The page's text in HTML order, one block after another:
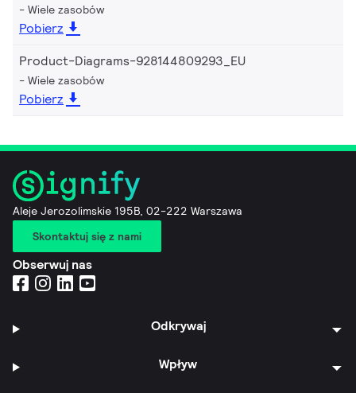
Wiele zasobów
Pobierz
Product-Diagrams-928144809293_EU
Wiele zasobów
Pobierz
Aleje Jerozolimskie 195B, 02-222 Warszawa
Skontaktuj się z nami
Obserwuj nas
Odkrywaj
Wpływ